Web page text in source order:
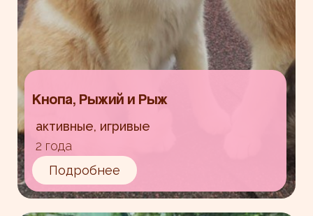
Кнопа, Рыжий и Рыж
активные, игривые
2 года
Подробнее